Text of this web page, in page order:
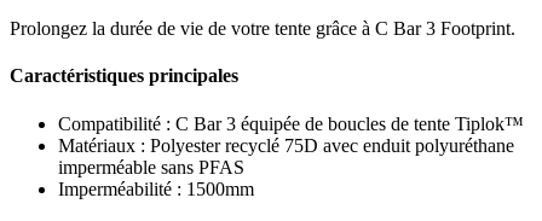
Prolongez la durée de vie de votre tente grâce à C Bar 3 Footprint.
Caractéristiques principales
Compatibilité : C Bar 3 équipée de boucles de tente Tiplok™
Matériaux : Polyester recyclé 75D avec enduit polyuréthane
imperméable sans PFAS
Imperméabilité : 1500mm